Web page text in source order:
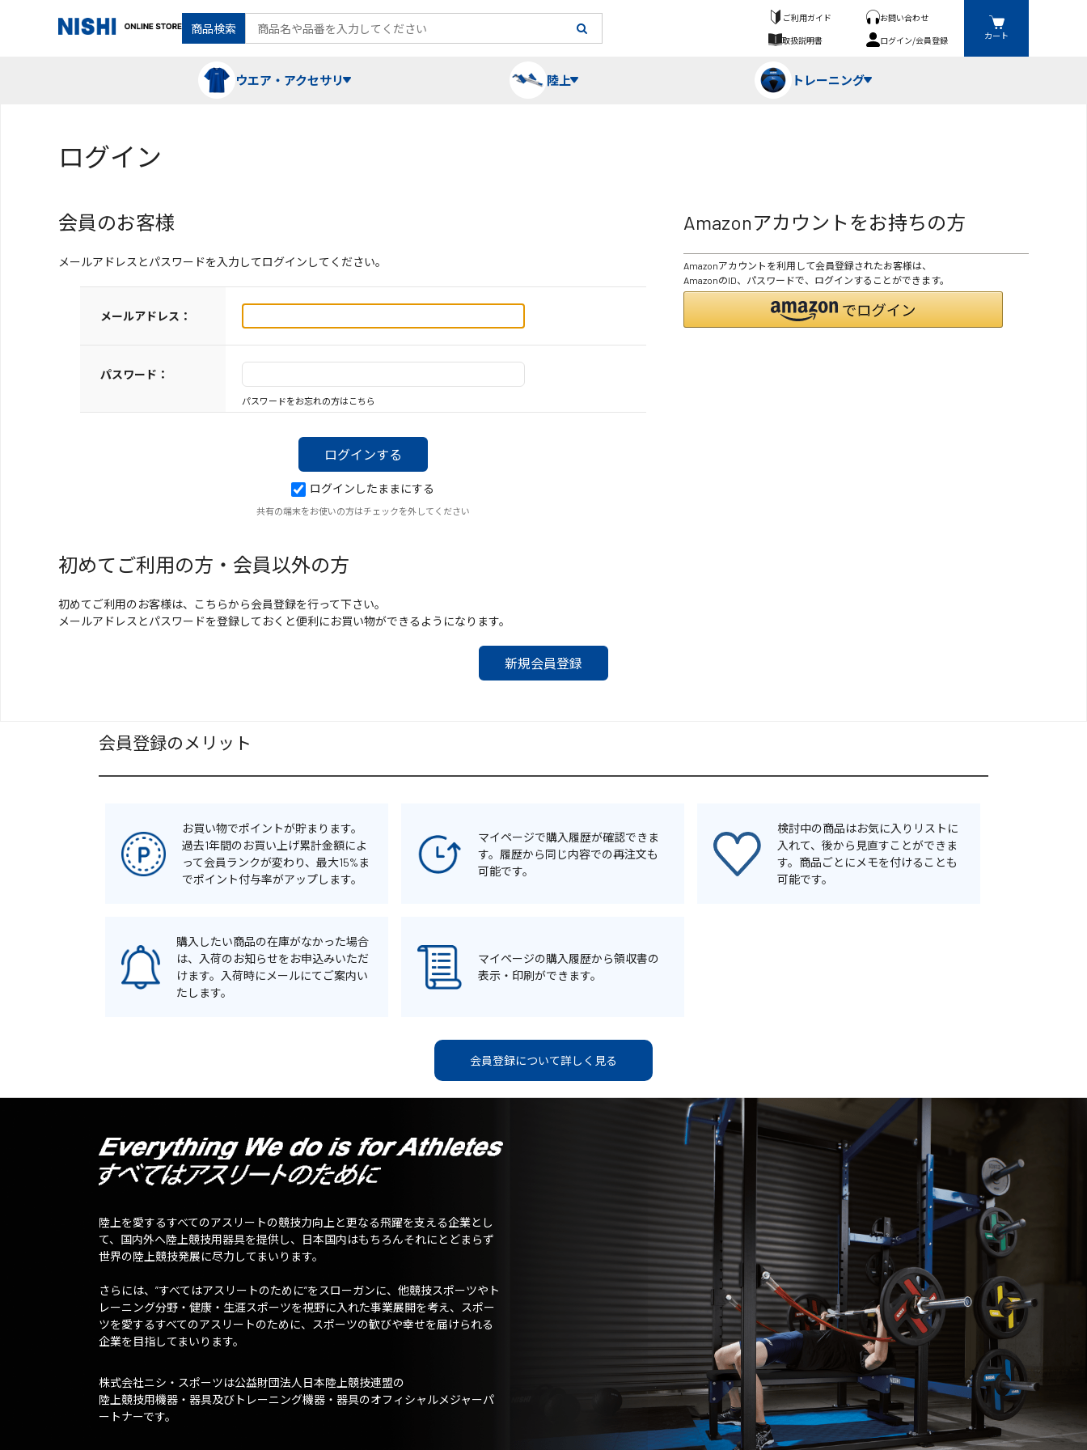
商品検索
ご利用ガイド
お問い合わせ
取扱説明書
ログイン/会員登録 カート
ウエア・アクセサリ
トレーニングスーツ
ベスト
コート ソックス 手袋
陸上 トレーニング
フィットネス機器
ミニハードル・ハードル
メディシンボール ラダー・マーカー
ログイン
会員のお客様
メールアドレスとパスワードを入力してログインしてください。
メールアドレス：
パスワード：
パスワードをお忘れの方はこちら
ログインしたままにする
共有の端末をお使いの方はチェックを外してください
Amazonアカウントをお持ちの方
Amazonアカウントを利用して会員登録されたお客様は、
AmazonのID、パスワードで、ログインすることができます。
初めてご利用の方・会員以外の方
初めてご利用のお客様は、こちらから会員登録を行って下さい。
メールアドレスとパスワードを登録しておくと便利にお買い物ができるようになります。
会員登録のメリット
お買い物でポイントが貯まります。
過去1年間のお買い上げ累計金額によ
って会員ランクが変わり、最大15%ま
でポイント付与率がアップします。
マイページで購入履歴が確認できま
す。履歴から同じ内容での再注文も
可能です。
検討中の商品はお気に入りリストに
入れて、後から見直すことができま
す。商品ごとにメモを付けることも
可能です。
購入したい商品の在庫がなかった場合
は、入荷のお知らせをお申込みいただ
けます。入荷時にメールにてご案内い
たします。
マイページの購入履歴から領収書の
表示・印刷ができます。
会員登録について詳しく見る
陸上を愛するすべてのアスリートの競技力向上と更なる飛躍を支える企業とし
て、国内外へ陸上競技用器具を提供し、日本国内はもちろんそれにとどまらず
世界の陸上競技発展に尽力してまいります。
さらには、”すべてはアスリートのために”をスローガンに、他競技スポーツやト
レーニング分野・健康・生涯スポーツを視野に入れた事業展開を考え、スポー
ツを愛するすべてのアスリートのために、スポーツの歓びや幸せを届けられる
企業を目指してまいります。
株式会社ニシ・スポーツは公益財団法人日本陸上競技連盟の
陸上競技用機器・器具及びトレーニング機器・器具のオフィシャルメジャーパ
ートナーです。